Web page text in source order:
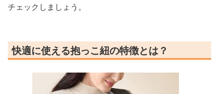
チェックしましょう。
快適に使える抱っこ紐の特徴とは？